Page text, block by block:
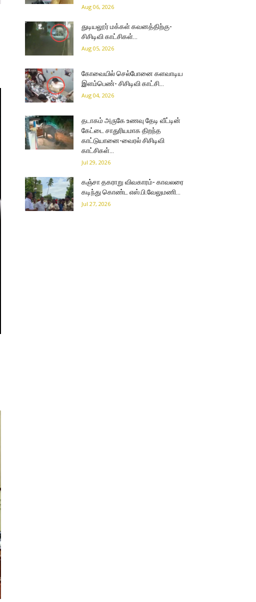
Aug 06, 2026
துடியலூர் மக்கள் கவனத்திற்கு-
சிசிடிவி காட்சிகள்…
Aug 05, 2026
கோவையில் செல்போனை களவாடிய
இளம்பெண்- சிசிடிவி காட்சி…
Aug 04, 2026
தடாகம் அருகே உணவு தேடி வீட்டின்
கேட்டை சாதுரியமாக திறந்த
காட்டுயானை-வைரல் சிசிடிவி
காட்சிகள்…
Jul 29, 2026
கஞ்சா தகராறு விவகாரம்- காவலரை
கடிந்து கொண்ட எஸ்.பி.வேலுமணி…
Jul 27, 2026